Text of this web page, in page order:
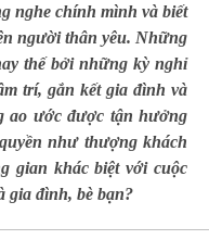
nghe chính mình và biết
người thân yêu. Những
thế bởi những kỳ nghỉ
trí, gắn kết gia đình và
ao ước được tận hưởng
như thượng khách
gian khác biệt với cuộc
gia đình, bè bạn?